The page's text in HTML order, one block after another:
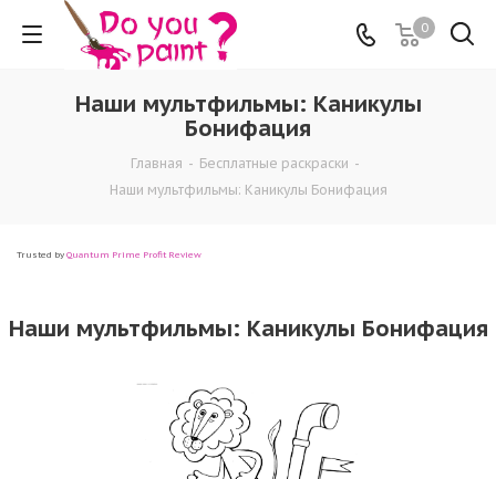
0
Наши мультфильмы: Каникулы
Бонифация
Главная - Бесплатные раскраски -
Наши мультфильмы: Каникулы Бонифация
Trusted by Quantum Prime Profit Review
Наши мультфильмы: Каникулы Бонифация